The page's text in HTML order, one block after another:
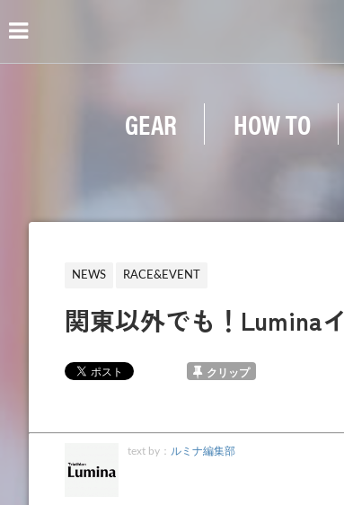
GEAR HOW TO
NEWS RACE&EVENT
関東以外でも！Lumina
クリップ
text by： ルミナ編集部